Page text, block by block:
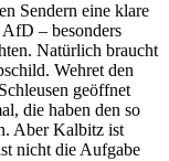
Sendern eine klare
– besonders
Natürlich braucht
Wehret den
geöffnet
die haben den so
Aber Kalbitz ist
nicht die Aufgabe